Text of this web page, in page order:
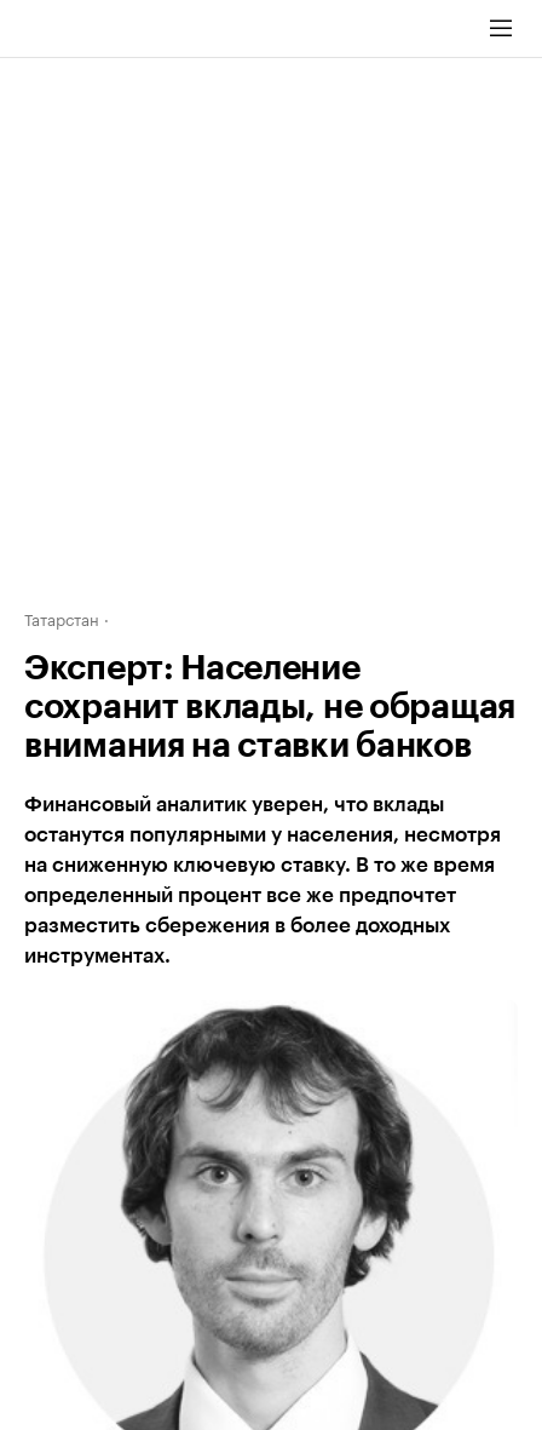
Татарстан
Эксперт: Население
сохранит вклады, не обращая
внимания на ставки банков
Финансовый аналитик уверен, что вклады
останутся популярными у населения, несмотря
на сниженную ключевую ставку. В то же время
определенный процент все же предпочтет
разместить сбережения в более доходных
инструментах.